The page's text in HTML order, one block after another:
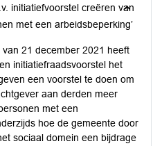
initiatiefvoorstel creëren van
met een arbeidsbeperking’
21 december 2021 heeft
initiatiefraadsvoorstel het
een voorstel te doen om
aan derden meer
met een
hoe de gemeente door
sociaal domein een bijdrage